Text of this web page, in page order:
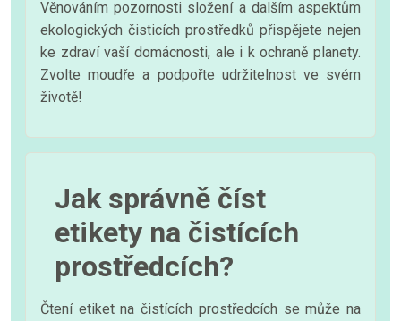
Věnováním pozornosti složení a dalším aspektům
ekologických čisticích prostředků přispějete nejen
ke zdraví vaší domácnosti, ale i k ochraně planety.
Zvolte moudře a podpořte udržitelnost ve svém
životě!
Jak správně číst
etikety na čistících
prostředcích?
Čtení etiket na čistících prostředcích se může na